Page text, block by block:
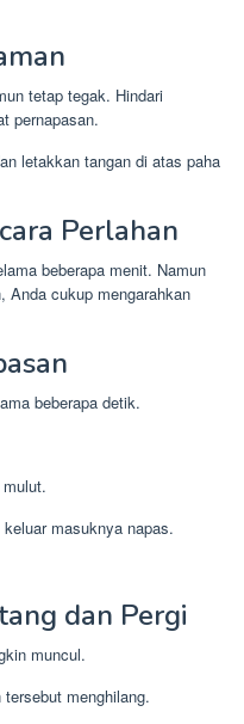
tetap tegak. Hindari
pernapasan.
letakkan tangan di atas paha
Perlahan
beberapa menit. Namun
Anda cukup mengarahkan
beberapa detik.
masuknya napas.
dan Pergi
muncul.
menghilang.